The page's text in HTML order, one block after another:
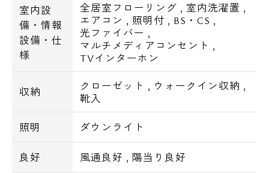
室内設
備・情報
設備・仕
様
全居室フローリング , 室内洗濯置 ,
エアコン , 照明付 , BS・CS ,
光ファイバー ,
マルチメディアコンセント ,
TVインターホン
収納 クローゼット , ウォークイン収納 ,
靴入
照明 ダウンライト
良好 風通良好 , 陽当り良好